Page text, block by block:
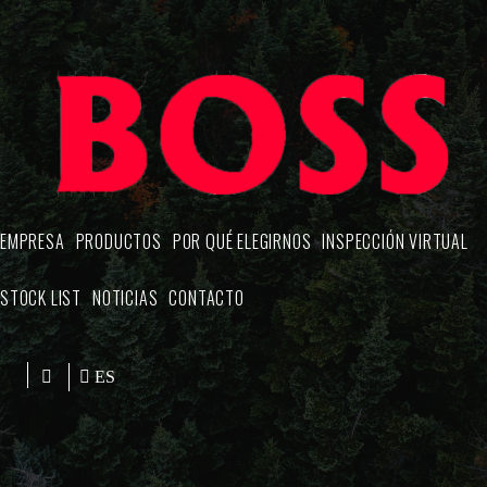
EMPRESA PRODUCTOS POR QUÉ ELEGIRNOS INSPECCIÓN VIRTUAL
STOCK LIST NOTICIAS CONTACTO
ES